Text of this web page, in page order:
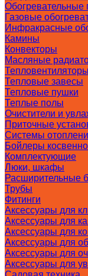
Обогревательные
Газовые
Инфракрасные
Камины
Конвекторы
Масляные
Тепловентиляторы
Тепловые завесы
Тепловые пушки
Теплые полы
Очистители и
Приточные
Системы
Бойлеры
Комплектующие
Люки, шкафы
Расширительные
Трубы
Фитинги
Аксессуары для
Аксессуары для
Аксессуары для
Аксессуары для
Аксессуары для
Аксессуары для